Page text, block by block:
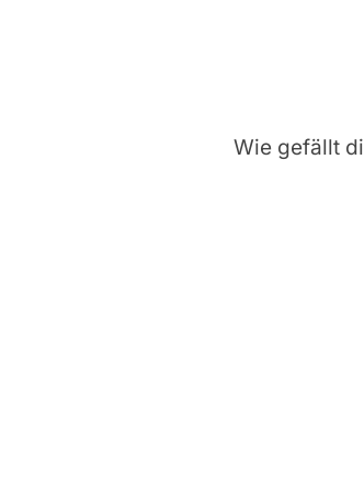
Wie gefällt